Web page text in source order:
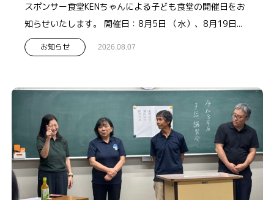
スポンサー食堂KENちゃんによる子ども食堂の開催日をお
知らせいたします。 開催日：8月5日 （水）、8月19日...
お知らせ 2026.08.07